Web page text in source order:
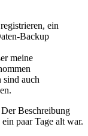
ein
Backup
meine
sind auch
Beschreibung
paar Tage alt war.